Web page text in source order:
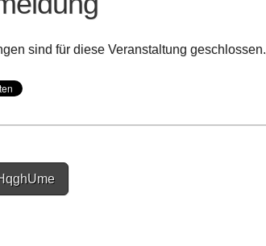
sind für diese Veranstaltung geschlossen.